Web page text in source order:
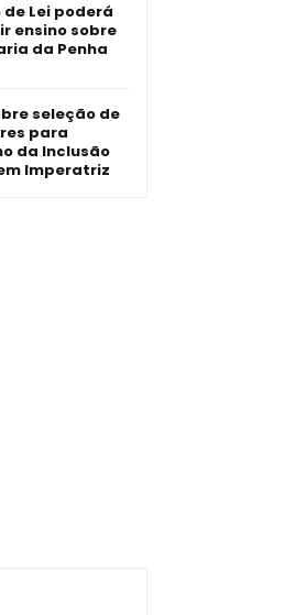
Lei poderá
ensino sobre
da Penha
seleção de
para
da Inclusão
Imperatriz